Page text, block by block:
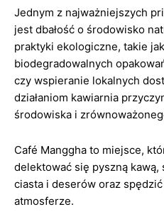
Jednym z najważniejszych
jest dbałość o środowisko
praktyki ekologiczne, takie
biodegradowalnych
czy wspieranie lokalnych
działaniom kawiarnia
środowiska i
Café Manggha to miejsce,
delektować się pyszną kawą,
ciasta i deserów oraz
atmosferze.